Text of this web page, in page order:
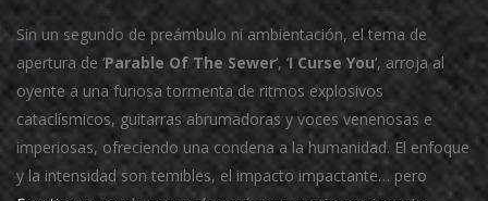
Sin un segundo de preámbulo ni ambientación, el tema de
apertura de ‘Parable Of The Sewer‘, ‘I Curse You‘, arroja al
oyente a una furiosa tormenta de ritmos explosivos
cataclísmicos, guitarras abrumadoras y voces venenosas e
imperiosas, ofreciendo una condena a la humanidad. El enfoque
y la intensidad son temibles, el impacto impactante… pero